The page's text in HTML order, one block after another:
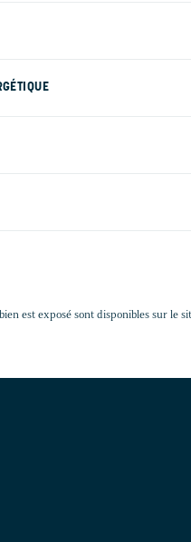
est exposé sont disponibles sur le